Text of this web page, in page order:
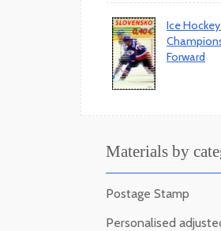
Ice
Forward
Materials by
Postage Stamp
Personalised